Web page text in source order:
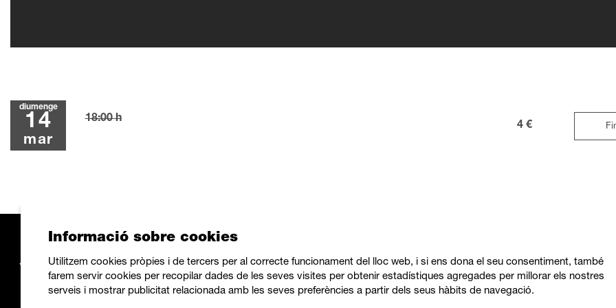
diumenge
14
mar
18:00 h
4 €
Informació sobre cookies
Utilitzem cookies pròpies i de tercers per al correcte funcionament del lloc web, i si ens dona el seu consentiment, també
farem servir cookies per recopilar dades de les seves visites per obtenir estadístiques agregades per millorar els nostres
serveis i mostrar publicitat relacionada amb les seves preferències a partir dels seus hàbits de navegació.